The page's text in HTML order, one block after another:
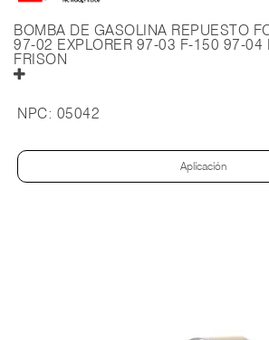
BOMBA DE GASOLINA REPUESTO
97-02 EXPLORER 97-03 F-150 97-
FRISON
NPC: 05042
Aplicación